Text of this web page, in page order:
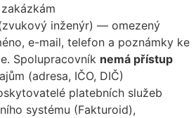
inženýr) — omezený
e-mail, telefon a poznámky ke
Spolupracovník nemá přístup
(adresa, IČO, DIČ)
platebních služeb
systému (Fakturoid),